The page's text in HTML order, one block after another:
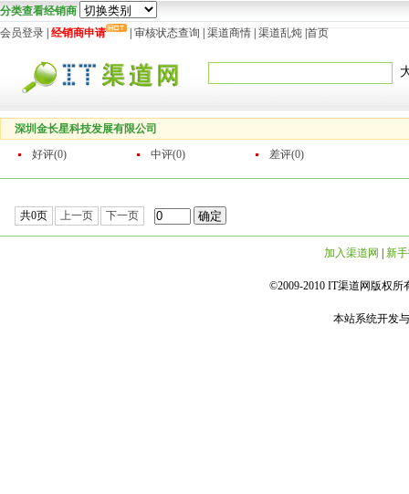
分类查看经销商
会员登录 经销商申请 审核状态查询 渠道商情 渠道乱炖 首页
深圳金长星科技发展有限公司
好评(0)
中评(0) 差评(0)
共0页 上一页 下一页
加入渠道网 新
©2009-2010 IT渠道网版权所
本站系统开发